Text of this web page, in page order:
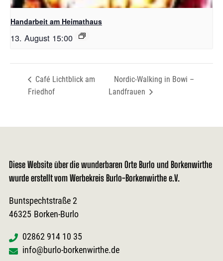
Handarbeit am Heimathaus
13. August 15:00
Café Lichtblick am
Friedhof
Nordic-Walking in Bowi –
Landfrauen
Diese Website über die wunderbaren Orte Burlo und Borkenwirthe
wurde erstellt vom Werbekreis Burlo-Borkenwirthe e.V.
Buntspechtstraße 2
46325 Borken-Burlo
02862 914 10 35
info@burlo-borkenwirthe.de